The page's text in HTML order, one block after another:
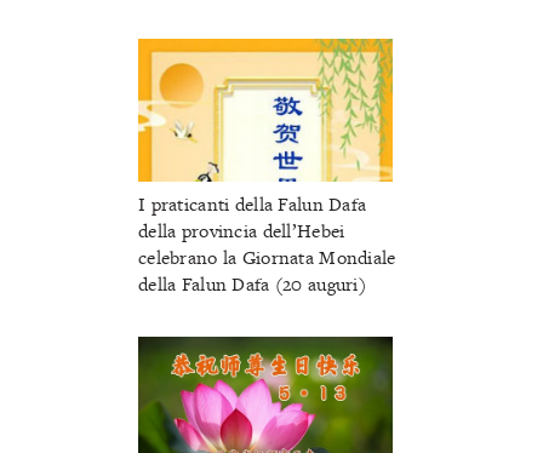
I praticanti della Falun Dafa
della provincia dell’Hebei
celebrano la Giornata Mondiale
della Falun Dafa (20 auguri)